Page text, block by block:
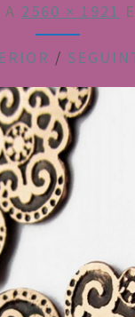
A 2560 × 1921
/